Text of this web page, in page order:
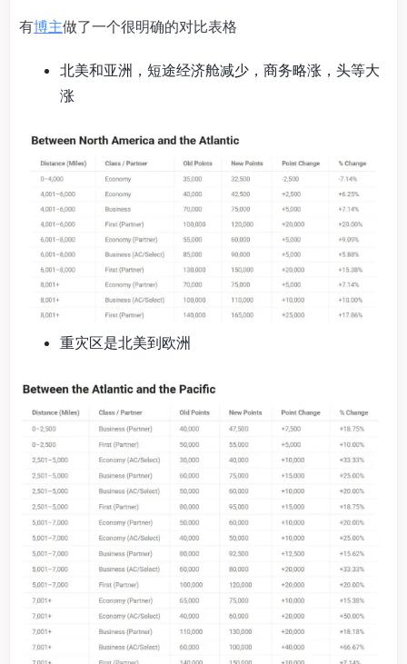
有博主做了一个很明确的对比表格
北美和亚洲，短途经济舱减少，商务略涨，头等大
涨
重灾区是北美到欧洲